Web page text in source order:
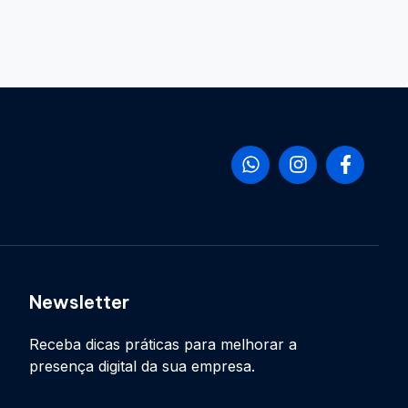
Newsletter
Receba dicas práticas para melhorar a
presença digital da sua empresa.